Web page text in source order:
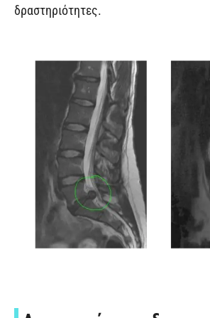
δραστηριότητες.